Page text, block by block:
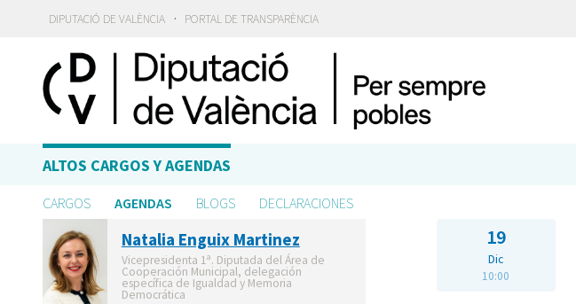
DIPUTACIÓ DE VALÈNCIA · PORTAL DE TRANSPARÈNCIA
ALTOS CARGOS Y AGENDAS
CARGOS AGENDAS BLOGS DECLARACIONES
Natalia Enguix Martinez
Vicepresidenta 1ª. Diputada del Área de
Cooperación Municipal, delegación
específica de Igualdad y Memoria
Democrática
19
Dic
10:00